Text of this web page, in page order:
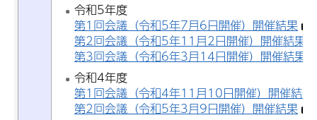
令和5年度
第1回会議（令和5年7月6日開催）開催結果
第2回会議（令和5年11月2日開催）開催結果
第3回会議（令和6年3月14日開催）開催結果
令和4年度
第1回会議（令和4年11月10日開催）開催結果
第2回会議（令和5年3月9日開催）開催結果